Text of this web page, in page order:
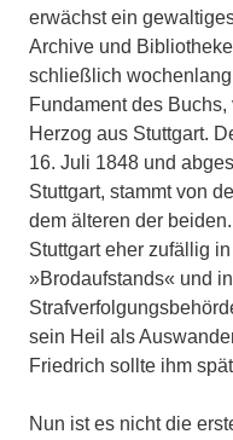
erwächst ein
Archive und
schließlich
Fundament des
Herzog aus Stuttgart.
16. Juli 1848 und
Stuttgart, stammt von
dem älteren der
Stuttgart eher zufällig
»Brodaufstands« und
sein Heil als
Friedrich sollte ihm
Nun ist es nicht die